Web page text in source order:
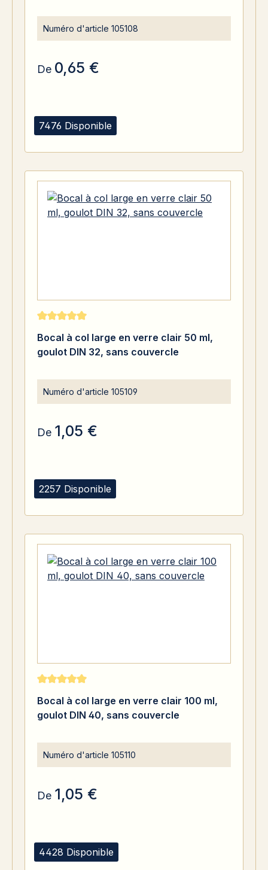
7476 Disponible
Numéro d'article 105108
De 0,65 €
2257 Disponible
Note moyenne de 5 sur 5 étoiles
Bocal à col large en verre clair 50 ml,
goulot DIN 32, sans couvercle
Numéro d'article 105109
De 1,05 €
4428 Disponible
Note moyenne de 5 sur 5 étoiles
Bocal à col large en verre clair 100 ml,
goulot DIN 40, sans couvercle
Numéro d'article 105110
De 1,05 €